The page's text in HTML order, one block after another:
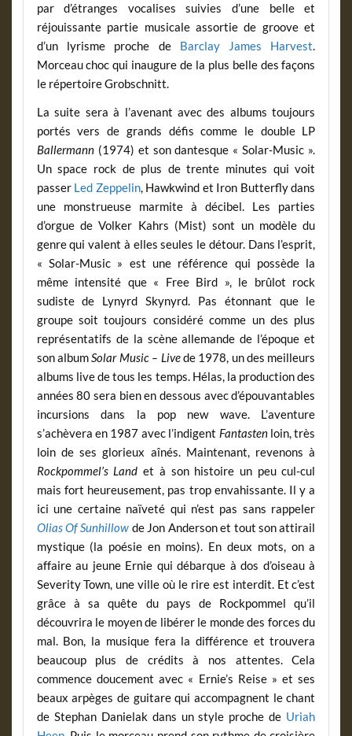
par d’étranges vocalises suivies d’une belle et
réjouissante partie musicale assortie de groove et
d’un lyrisme proche de Barclay James Harvest.
Morceau choc qui inaugure de la plus belle des façons
le répertoire Grobschnitt.
La suite sera à l’avenant avec des albums toujours
portés vers de grands défis comme le double LP
Ballermann(1974) et son dantesque « Solar-Music ».
Un space rock de plus de trente minutes qui voit
passer Led Zeppelin, Hawkwind et Iron Butterfly dans
une monstrueuse marmite à décibel. Les parties
d’orgue de Volker Kahrs (Mist) sont un modèle du
genre qui valent à elles seules le détour. Dans l’esprit,
« Solar-Music » est une référence qui possède la
même intensité que « Free Bird », le brûlot rock
sudiste de Lynyrd Skynyrd. Pas étonnant que le
groupe soit toujours considéré comme un des plus
représentatifs de la scène allemande de l’époque et
son albumSolar Music – Livede 1978, un des meilleurs
albums live de tous les temps. Hélas, la production des
années 80 sera bien en dessous avec d’épouvantables
incursions dans la pop new wave. L’aventure
s’achèvera en 1987 avec l’indigent Fantastenloin, très
loin de ses glorieux aînés. Maintenant, revenons à
Rockpommel’s Landet à son histoire un peu cul-cul
mais fort heureusement, pas trop envahissante. Il y a
ici une certaine naïveté qui n’est pas sans rappeler
Olias Of Sunhillow de Jon Anderson et tout son attirail
mystique (la poésie en moins). En deux mots, on a
affaire au jeune Ernie qui débarque à dos d’oiseau à
Severity Town, une ville où le rire est interdit. Et c’est
grâce à sa quête du pays de Rockpommel qu’il
découvrira le moyen de libérer le monde des forces du
mal. Bon, la musique fera la différence et trouvera
beaucoup plus de crédits à nos attentes. Cela
commence doucement avec « Ernie’s Reise » et ses
beaux arpèges de guitare qui accompagnent le chant
de Stephan Danielak dans un style proche de Uriah